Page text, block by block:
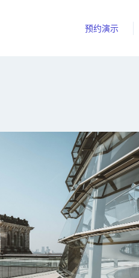
预约演示